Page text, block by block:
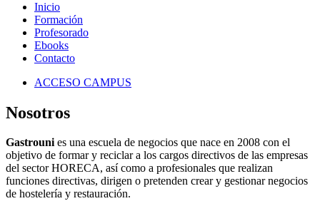
Inicio
Formación
Profesorado
Ebooks
Contacto
ACCESO CAMPUS
Nosotros
Gastrounies una escuela de negocios que nace en 2008 con el
objetivo de formar y reciclar a los cargos directivos de las empresas
del sector HORECA, así como a profesionales que realizan
funciones directivas, dirigen o pretenden crear y gestionar negocios
de hostelería y restauración.